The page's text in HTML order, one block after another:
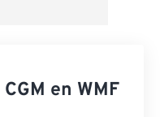
en WMF